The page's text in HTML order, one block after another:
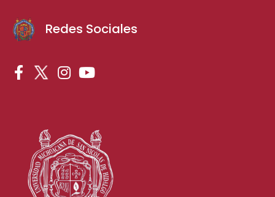
Redes Sociales